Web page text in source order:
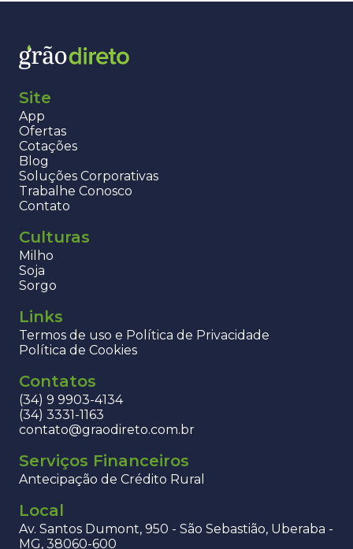
Site
App
Ofertas
Cotações
Blog
Soluções Corporativas
Trabalhe Conosco
Contato
Culturas
Milho
Soja
Sorgo
Links
Termos de uso e Política de Privacidade
Política de Cookies
Contatos
(34) 9 9903-4134
(34) 3331-1163
contato@graodireto.com.br
Serviços Financeiros
Antecipação de Crédito Rural
Local
Av. Santos Dumont, 950 - São Sebastião, Uberaba -
MG, 38060-600